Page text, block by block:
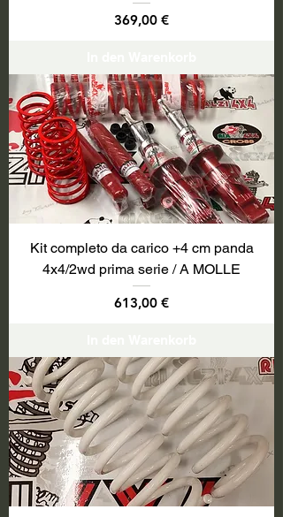
Preis
369,00 €
Kit completo da carico +4 cm panda
4x4/2wd prima serie / A MOLLE
Preis
613,00 €